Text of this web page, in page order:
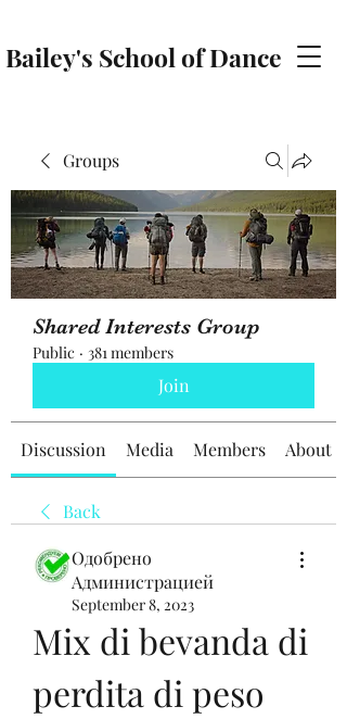
Bailey's School of Dance
Groups
Shared Interests Group
Public · 381 members
Join
Discussion Media Members About
Back
Одобрено
Администрацией
September 8, 2023
Mix di bevanda di
perdita di peso